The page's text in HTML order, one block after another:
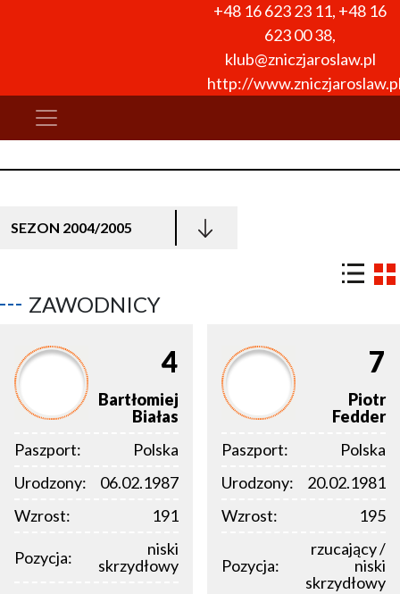
+48 16 623 23 11, +48 16
623 00 38,
klub@zniczjaroslaw.pl
http://
SEZON 2004/2005
ZAWODNICY
4
Bartłomiej
Białas
Paszport:
Polska
Urodzony:
06.02.1987
Wzrost:
191
Pozycja:
niski
skrzydłowy
7
Piotr
Fedder
Paszport:
Polska
Urodzony:
20.02.1981
Wzrost:
195
Pozycja:
rzucający /
niski
skrzydłowy